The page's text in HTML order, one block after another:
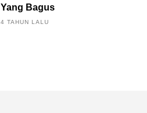
Yang Bagus
4 TAHUN LALU